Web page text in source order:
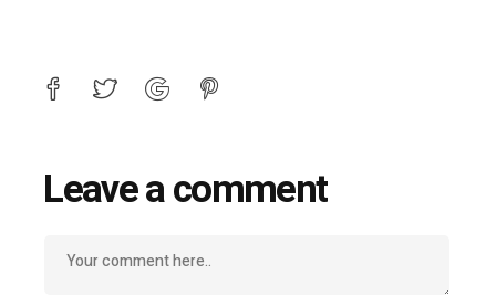
Leave a comment